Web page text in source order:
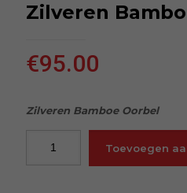
Zilveren
€95.00
Zilveren Bamboe Oorbel
Toevoegen